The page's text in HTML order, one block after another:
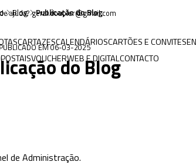
CARTAZESCALENDÁRIOSCARTÕES E CONVITES
POSTAISVOUCHERWEB E DIGITALCONTACTO
ajuda? geral.doubler@gmail.com
Blog Publicação do Blog
EM 06-03-2025
do Blog
de Administração.